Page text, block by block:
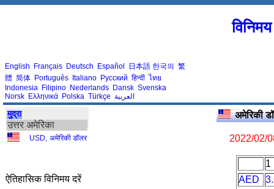
English Français Deutsch Español 日本語 한국의 繁
體 简体 Português Italiano Русский हिन्दी ไทย
Indonesia Filipino Nederlands Dansk Svenska
Norsk Ελληνικά Polska Türkçe العربية
मुद्रा
उत्तर अमेरिका
USD अमेरिकी डॉलर
ऐतिहासिक विनिमय दरें
अमेरिकी
2022/02/
1
AED